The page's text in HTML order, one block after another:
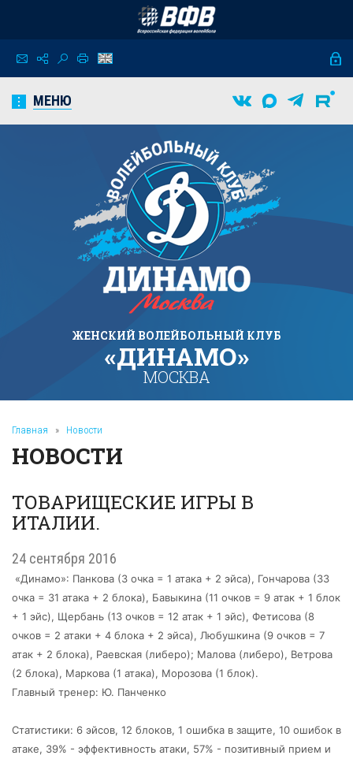
МЕНЮ
ЖЕНСКИЙ ВОЛЕЙБОЛЬНЫЙ КЛУБ
«ДИНАМО»
МОСКВА
Главная » Новости
НОВОСТИ
ТОВАРИЩЕСКИЕ ИГРЫ В
ИТАЛИИ.
24 сентября 2016
«Динамо»: Панкова (3 очка = 1 атака + 2 эйса), Гончарова (33
очка = 31 атака + 2 блока), Бавыкина (11 очков = 9 атак + 1 блок
+ 1 эйс), Щербань (13 очков = 12 атак + 1 эйс), Фетисова (8
очков = 2 атаки + 4 блока + 2 эйса), Любушкина (9 очков = 7
атак + 2 блока), Раевская (либеро); Малова (либеро), Ветрова
(2 блока), Маркова (1 атака), Морозова (1 блок).
Главный тренер: Ю. Панченко
Статистики: 6 эйсов, 12 блоков, 1 ошибка в защите, 10 ошибок в
атаке, 39% - эффективность атаки, 57% - позитивный прием и